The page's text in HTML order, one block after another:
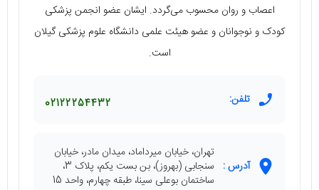
اعصاب و روان محسوب می‌گردد. ایشان عضو انجمن پزشکی
کودک و نوجوانان و عضو هیئت علمی دانشگاه علوم پزشکی گیلان
است.
تلفن: 02122254432
آدرس :
تهران، خیابان میرداماد، میدان مادر، خیابان
سنجابی (بهروز)، بن بست یکم، پلاک 3،
ساختمان بوعلی سینا، طبقه چهارم، واحد 15